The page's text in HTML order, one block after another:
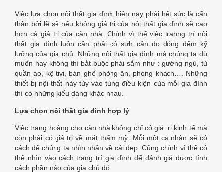
LỰA
CHỌN
NỘI
THẤT
GIA
ĐÌNH
HỢP
LÝ
Việc lựa chọn nội thất gia đình hiện nay phải hết sức là cẩn
thận bởi lẽ sẽ nếu không giá trị của nội thất gia đình sẽ cao
hơn cả giá trị của căn nhà. Chính vì thế việc trahng trí nội
thất gia đình luôn cần phải có sựh cân đo đóng đếm kỹ
lưỡng của gia chủ. Những nội thất gia đình mà chúng ta dù
muốn hay không thì bắt buộc phải sắm như : gường ngủ, tủ
quần áo, kệ tivi, bàn ghế phòng ăn, phòng khách…. Những
thiết bị nội thất này tùy vào từng điều kiện của mỗi gia đình
thì có những kiểu dáng khác nhau.
Lựa chọn nội thất gia đình hợp lý
Việc trang hoàng cho căn nhà không chỉ có giá trị kinh tế mà
còn phải có giá trị về mặt thẩm mỹ. Mỗi một cá nhân sẽ có
cách để chúng ta nhìn nhận về cái đẹp. Cũng chính vì thế có
thể nhìn vào cách trang trí gia đình để đánh giá được tính
cách phần nào của gia chủ đó.